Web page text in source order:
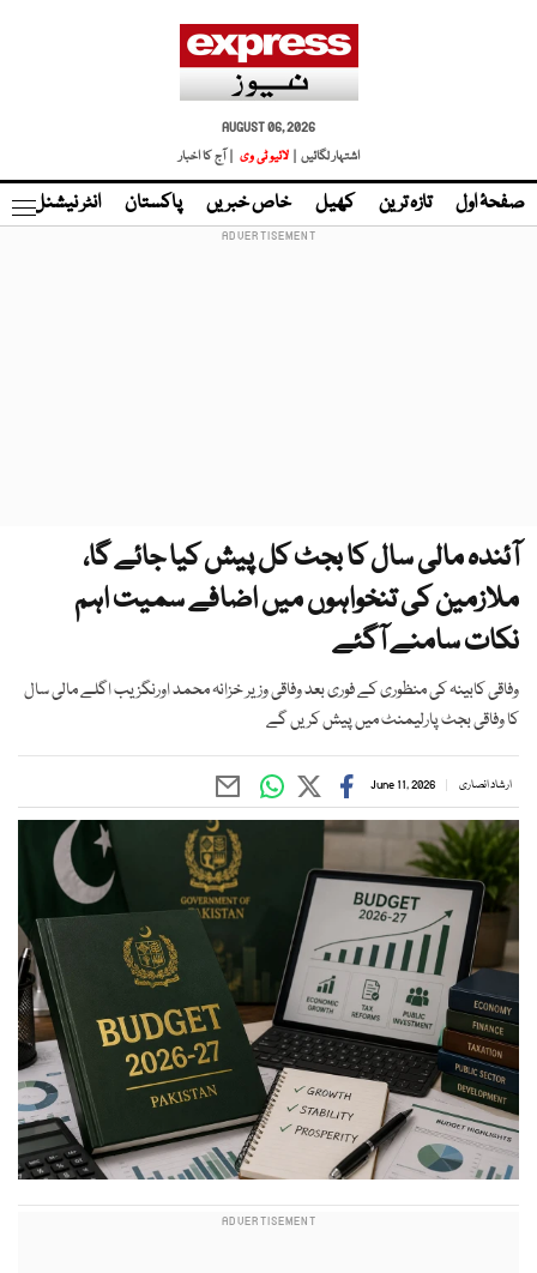
AUGUST 06, 2026
اشتہار لگائیں |
لائیو ٹی وی | آج کا اخبار
صفحۂ اول تازہ ترین کھیل خاص خبریں پاکستان انٹر نیشنل
آئندہ مالی سال کا بجٹ کل پیش کیا جائے گا،
ملازمین کی تنخواہوں میں اضافے سمیت اہم
نکات سامنے آگئے
وفاقی کابینہ کی منظوری کے فوری بعد وفاقی وزیر خزانہ محمد اورنگزیب اگلے مالی سال
کا وفاقی بجٹ پارلیمنٹ میں پیش کریں گے
ارشاد انصاری June 11, 2026